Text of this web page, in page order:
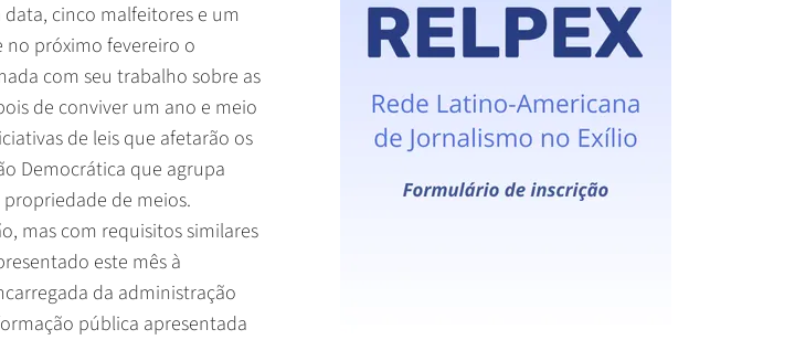
cinco malfeitores e um
próximo fevereiro o
com seu trabalho sobre as
de conviver um ano e meio
de leis que afetarão os
Democrática que agrupa
de meios.
mas com requisitos similares
este mês à
da administração
pública apresentada